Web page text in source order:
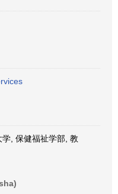
, 保健福祉学部, 教